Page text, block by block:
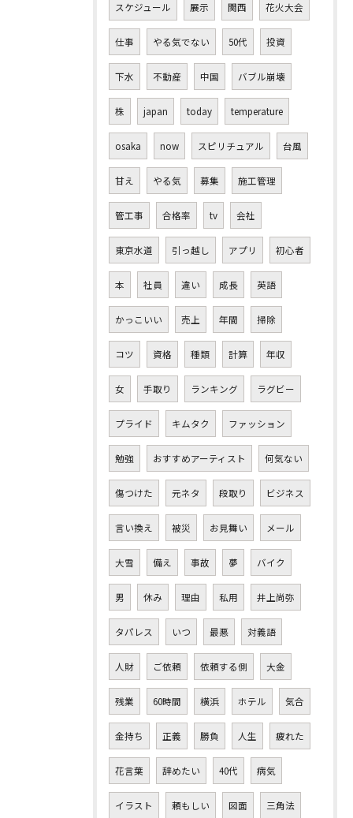
スケジュール 展示 関西 花火大会
仕事 やる気でない 50代 投資
下水 不動産 中国 バブル崩壊
株 japan today temperature
osaka now スピリチュアル 台風
甘え やる気 募集 施工管理
管工事 合格率 tv 会社
東京水道 引っ越し アプリ 初心者
本 社員 違い 成長 英語
かっこいい 売上 年間 掃除
コツ 資格 種類 計算 年収
女 手取り ランキング ラグビー
プライド キムタク ファッション
勉強 おすすめアーティスト 何気ない
傷つけた 元ネタ 段取り ビジネス
言い換え 被災 お見舞い メール
大雪 備え 事故 夢 バイク
男 休み 理由 私用 井上尚弥
タパレス いつ 最悪 対義語
人財 ご依頼 依頼する側 大金
残業 60時間 横浜 ホテル 気合
金持ち 正義 勝負 人生 疲れた
花言葉 辞めたい 40代 病気
イラスト 頼もしい 図面 三角法